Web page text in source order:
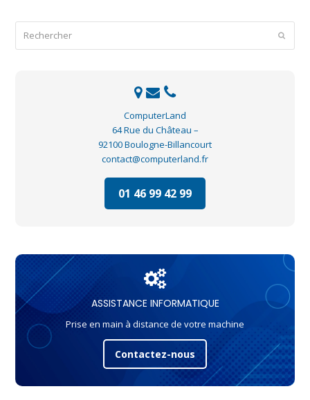
ComputerLand
64 Rue du Château –
92100 Boulogne-Billancourt
contact@computerland.fr
01 46 99 42 99
ASSISTANCE INFORMATIQUE
Prise en main à distance de votre machine
Contactez-nous